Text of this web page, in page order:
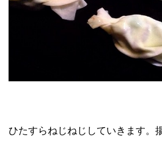
ひたすらねじねじしていきます。